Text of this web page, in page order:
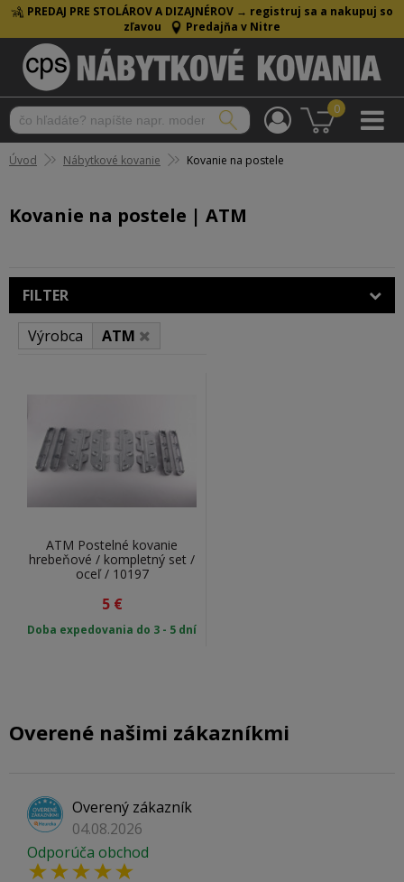
PREDAJ PRE STOLÁROV A DIZAJNÉROV → registruj sa a nakupuj so
zľavou
Predajňa v Nitre
0
Úvod Nábytkové kovanie Kovanie na postele
Kovanie na postele | ATM
FILTER
Výrobca ATM
ATM Postelné kovanie
hrebeňové / kompletný set /
oceľ / 10197
5 €
Doba expedovania do 3 - 5 dní
Overené našimi zákazníkmi
Overený zákazník
04.08.2026
Odporúča obchod